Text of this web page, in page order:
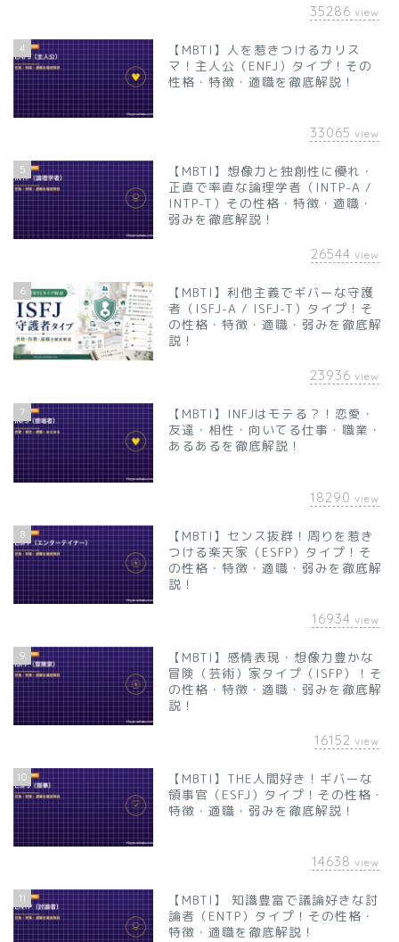
35286 view
4
【MBTI】人を惹きつけるカリス
マ！主人公（ENFJ）タイプ！その
性格・特徴・適職を徹底解説！
33065 view
5
【MBTI】想像力と独創性に優れ・
正直で率直な論理学者（INTP-A /
INTP-T）その性格・特徴・適職・
弱みを徹底解説！
26544 view
6
【MBTI】利他主義でギバーな守護
者（ISFJ-A / ISFJ-T）タイプ！そ
の性格・特徴・適職・弱みを徹底解
説！
23936 view
7
【MBTI】INFJはモテる？！恋愛・
友達・相性・向いてる仕事・職業・
あるあるを徹底解説！
18290 view
8
【MBTI】センス抜群！周りを惹き
つける楽天家（ESFP）タイプ！そ
の性格・特徴・適職・弱みを徹底解
説！
16934 view
9
【MBTI】感情表現・想像力豊かな
冒険（芸術）家タイプ（ISFP）！そ
の性格・特徴・適職・弱みを徹底解
説！
16152 view
10
【MBTI】THE人間好き！ギバーな
領事官（ESFJ）タイプ！その性格・
特徴・適職・弱みを徹底解説！
14638 view
11
【MBTI】 知識豊富で議論好きな討
論者（ENTP）タイプ！その性格・
特徴・適職を徹底解説！